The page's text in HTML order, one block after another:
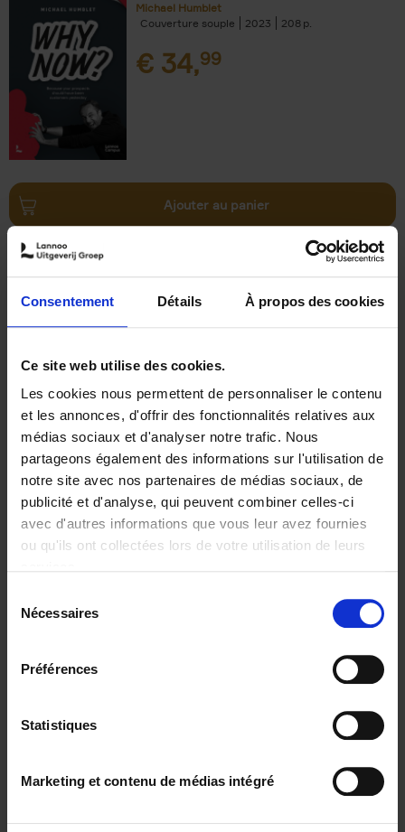
Consentement Détails À propos des cookies
Ce site web utilise des cookies.
Les cookies nous permettent de personnaliser le contenu
et les annonces, d'offrir des fonctionnalités relatives aux
médias sociaux et d'analyser notre trafic. Nous
partageons également des informations sur l'utilisation de
notre site avec nos partenaires de médias sociaux, de
publicité et d'analyse, qui peuvent combiner celles-ci
avec d'autres informations que vous leur avez fournies
ou qu'ils ont collectées lors de votre utilisation de leurs
Nécessaires
Préférences
Statistiques
Marketing et contenu de médias intégré
Michael Humblet
Couverture souple
2023 208
€ 34,99
Ajouter au panier
Trends in the Transformation
Economy (EN)
Christophe Jauquet
Couverture souple
2024 360
Ajouter au panier
Operating With Positive
Impact
Reward (EN)